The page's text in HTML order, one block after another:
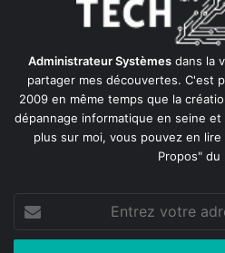
Administrateur Systèmes dans la
partager mes découvertes. C'est
2009 en même temps que la
dépannage informatique en seine et
plus sur moi, vous pouvez en
Propos" du
votre
adresse